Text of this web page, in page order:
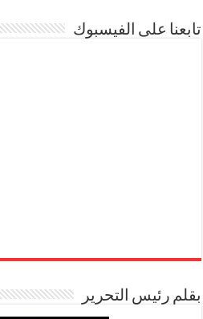
تابعنا على الفيسبوك
بقلم رئيس التحرير